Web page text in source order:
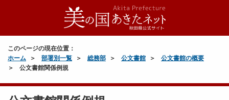
このページの現在位置：
ホーム
部署別一覧 総務部 公文書館
公文書館の概要
公文書館関係例規